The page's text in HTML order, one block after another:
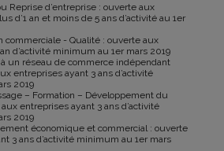
Reprise d’entreprise : ouverte aux
d’1 an et moins de 5 ans d’activité au 1er
commerciale - Qualité : ouverte aux
d’activité minimum au 1er mars 2019
un réseau de commerce indépendant
entreprises ayant 3 ans d’activité
2019
– Formation – Développement du
entreprises ayant 3 ans d’activité
2019
économique et commercial : ouverte
3 ans d’activité minimum au 1er mars